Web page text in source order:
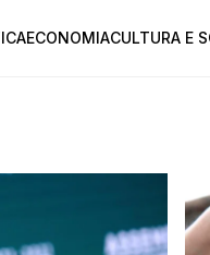
ECONOMIACULTURA E